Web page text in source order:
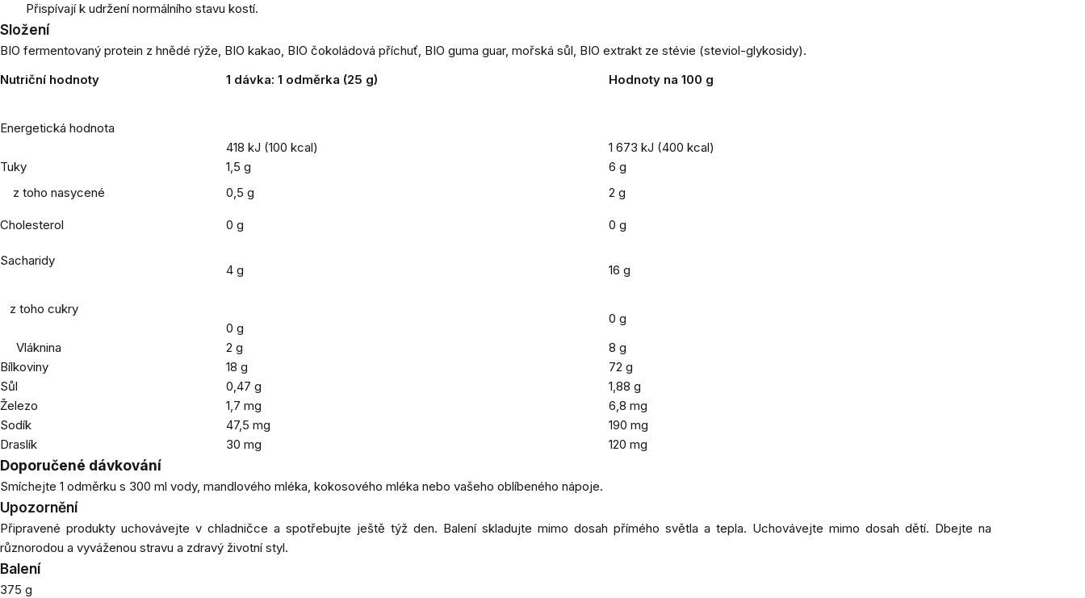
Přispívají k udržení normálního stavu kostí.
Složení
BIO fermentovaný protein z hnědé rýže, BIO kakao, BIO čokoládová příchuť, BIO guma guar, mořská sůl, BIO extrakt ze stévie (steviol-glykosidy).
Nutriční hodnoty
1 dávka: 1 odměrka (25 g) Hodnoty na 100 g
Energetická hodnota
418 kJ (100 kcal)
1 673 kJ (400 kcal)
Tuky
1,5 g
6 g
z toho nasycené
0,5 g 2 g
Cholesterol 0 g 0 g
Sacharidy
4 g 16 g
z toho cukry
0 g
0 g
Vláknina
2 g
8 g
Bílkoviny
18 g
72 g
Sůl
0,47 g
1,88 g
Železo
1,7 mg
6,8 mg
Sodík
47,5 mg
190 mg
Draslík
30 mg 120 mg
Doporučené dávkování
Smíchejte 1 odměrku s 300 ml vody, mandlového mléka, kokosového mléka nebo vašeho oblíbeného nápoje.
Upozornění
Připravené produkty uchovávejte v chladničce a spotřebujte ještě týž den. Balení skladujte mimo dosah přímého světla a tepla. Uchovávejte mimo dosah dětí. Dbejte na
různorodou a vyváženou stravu a zdravý životní styl.
Balení
375 g